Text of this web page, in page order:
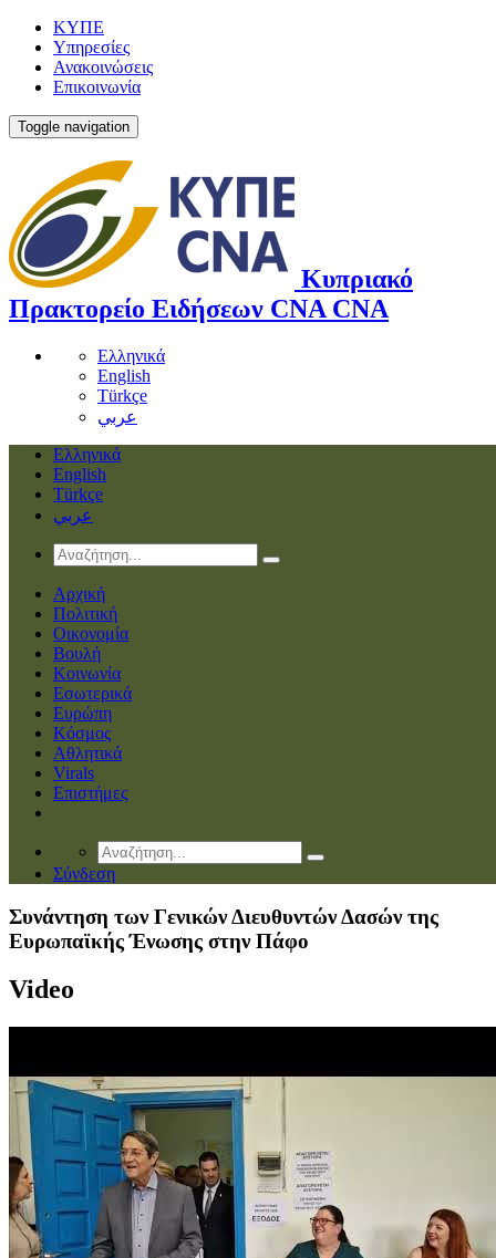
ΚΥΠΕ
Υπηρεσίες
Ανακοινώσεις
Επικοινωνία
Toggle navigation
Κυπριακό
Πρακτορείο Ειδήσεων CNA CNA
Ελληνικά
English
Türkçe
عربي
Ελληνικά
English
Türkçe
عربي
Αρχική
Πολιτική
Οικονομία
Βουλή
Κοινωνία
Εσωτερικά
Ευρώπη
Κόσμος
Αθλητικά
Virals
Επιστήμες
Σύνδεση
Συνάντηση των Γενικών Διευθυντών Δασών της
Ευρωπαϊκής Ένωσης στην Πάφο
Video